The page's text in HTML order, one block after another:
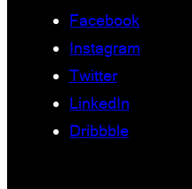
Facebook
Instagram
Twitter
LinkedIn
Dribbble